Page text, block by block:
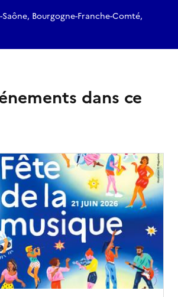
Bourgogne-Franche-Comté,
dans ce